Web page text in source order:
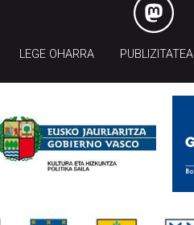
LEGE OHARRA PUBLIZITATEA